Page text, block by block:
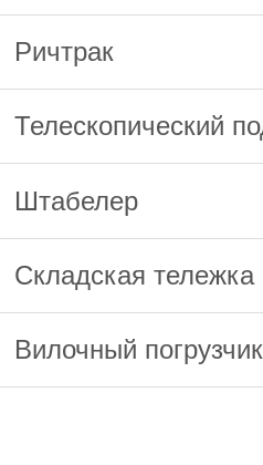
Ричтрак
Телескопический
Штабелер
Складская тележка
Вилочный погрузчик